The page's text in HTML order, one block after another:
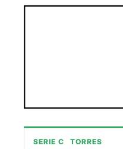
SERIE C TORRES